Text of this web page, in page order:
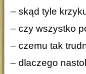
– skąd tyle
– czy wszystko
– czemu tak
– dlaczego